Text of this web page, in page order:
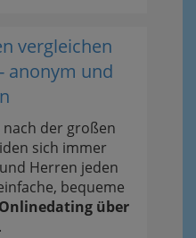
vergleichen
anonym und
nach der großen
sich immer
Herren jeden
bequeme
Onlinedating über
.